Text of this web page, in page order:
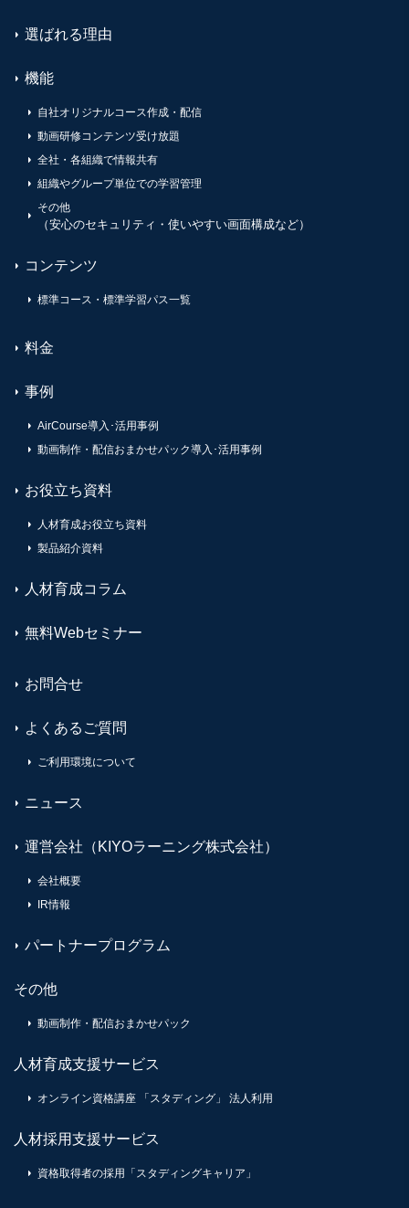
選ばれる理由
機能
自社オリジナルコース作成・配信
動画研修コンテンツ受け放題
全社・各組織で情報共有
組織やグループ単位での学習管理
その他
（安心のセキュリティ・使いやすい画面構成など）
コンテンツ
標準コース・標準学習パス一覧
料金
事例
AirCourse導入･活用事例
動画制作・配信おまかせパック導入･活用事例
お役立ち資料
人材育成お役立ち資料
製品紹介資料
人材育成コラム
無料Webセミナー
お問合せ
よくあるご質問
ご利用環境について
ニュース
運営会社（KIYOラーニング株式会社）
会社概要
IR情報
パートナープログラム
その他
動画制作・配信おまかせパック
人材育成支援サービス
オンライン資格講座 「スタディング」 法人利用
人材採用支援サービス
資格取得者の採用「スタディングキャリア」